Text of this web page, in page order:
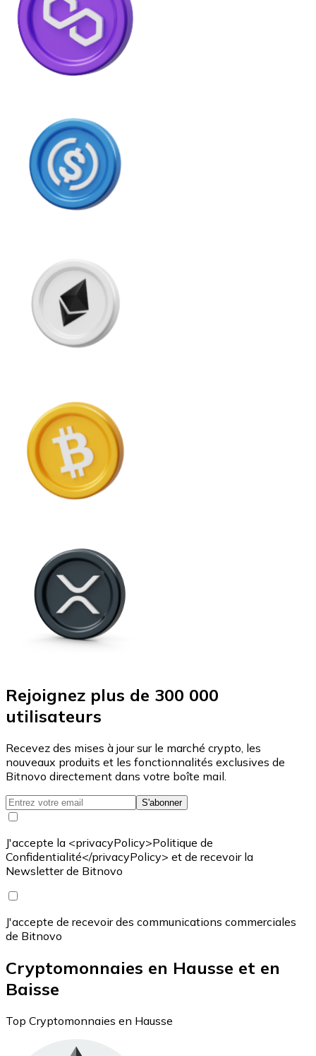
Rejoignez plus de 300 000
utilisateurs
Recevez des mises à jour sur le marché crypto, les
nouveaux produits et les fonctionnalités exclusives de
Bitnovo directement dans votre boîte mail.
S'abonner
J'accepte la <privacyPolicy>Politique de
Confidentialité</privacyPolicy> et de recevoir la
Newsletter de Bitnovo
J'accepte de recevoir des communications commerciales
de Bitnovo
Cryptomonnaies en Hausse et en
Baisse
Top Cryptomonnaies en Hausse